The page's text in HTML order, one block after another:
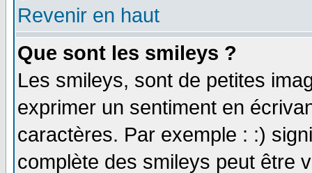
Revenir en haut
Que sont les smileys ?
Les smileys, sont de petites
exprimer un sentiment en
caractères. Par exemple : :)
complète des smileys peut être